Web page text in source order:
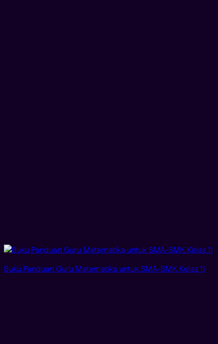
Buku Panduan Guru Matematika untuk SMA-SMK Kelas 11